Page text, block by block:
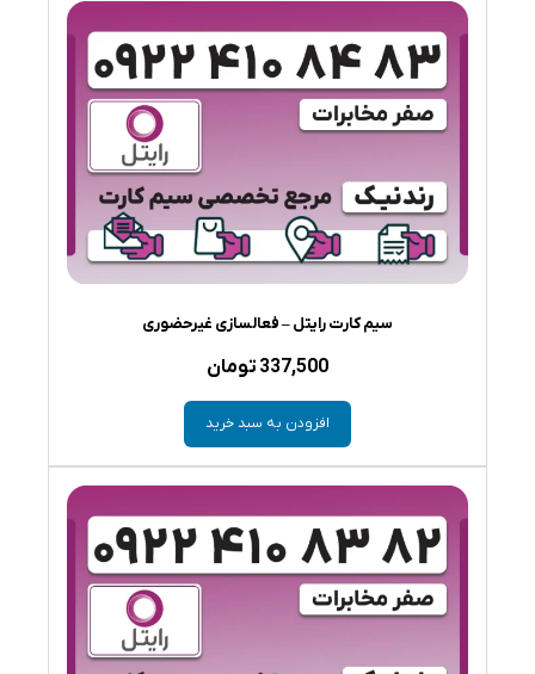
سیم کارت رایتل – فعالسازی غیرحضوری
337,500 تومان
افزودن به سبد خرید